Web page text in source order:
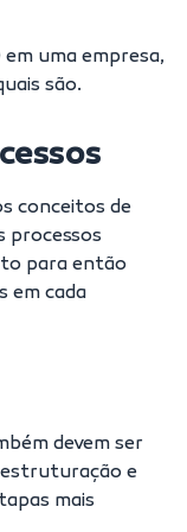
uma empresa,
são.
conceitos de
processos
para então
em cada
devem ser
estruturação e
mais